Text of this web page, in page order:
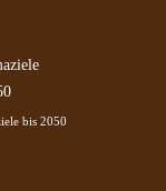
bis 2050